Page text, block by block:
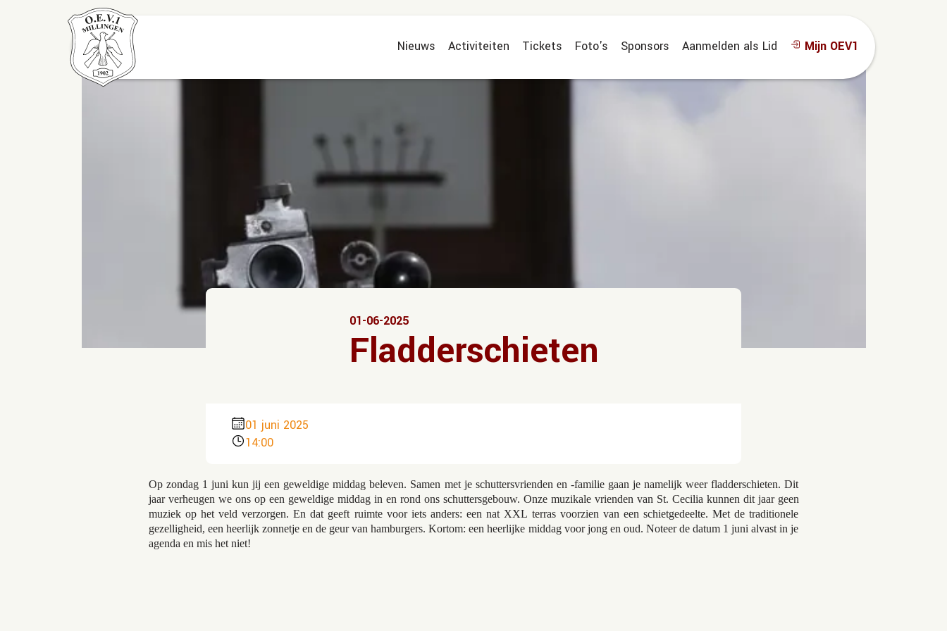
Nieuws Activiteiten Tickets Foto's Sponsors Aanmelden als Lid Mijn OEV1
01-06-2025
Fladderschieten
01 juni 2025
14:00
Op zondag 1 juni kun jij een geweldige middag beleven. Samen met je schuttersvrienden en -familie gaan je namelijk weer fladderschieten. Dit
jaar verheugen we ons op een geweldige middag in en rond ons schuttersgebouw. Onze muzikale vrienden van St. Cecilia kunnen dit jaar geen
muziek op het veld verzorgen. En dat geeft ruimte voor iets anders: een nat XXL terras voorzien van een schietgedeelte. Met de traditionele
gezelligheid, een heerlijk zonnetje en de geur van hamburgers. Kortom: een heerlijke middag voor jong en oud. Noteer de datum 1 juni alvast in je
agenda en mis het niet!